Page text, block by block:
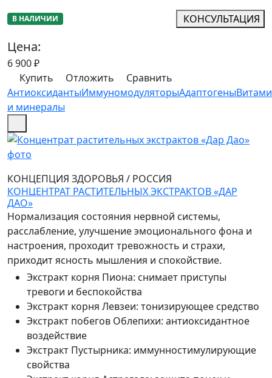
В НАЛИЧИИ КОНСУЛЬТАЦИЯ
Цена:
6 900₽
Купить
Отложить
Сравнить
АнтиоксидантыИммуномодуляторыАдаптогены
и минералы
КОНЦЕПЦИЯ ЗДОРОВЬЯ / РОССИЯ
КОНЦЕНТРАТ РАСТИТЕЛЬНЫХ ЭКСТРАКТОВ «ДАР
ДАО»
Нормализация состояния нервной системы,
расслабление, улучшение эмоционального фона и
настроения, проходит тревожность и страхи,
приходит ясность мышления и спокойствие.
Экстракт корня Пиона: снимает приступы
тревоги и беспокойства
Экстракт корня Левзеи: тонизирующее средство
Экстракт побегов Облепихи: антиоксидантное
воздействие
Экстракт Пустырника: иммунностимулирующие
свойства